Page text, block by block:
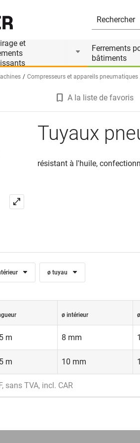
et
Ferrements
bâtiments
Compresseurs et appareils pneumatiques
A la liste de favoris
Tuyaux
résistant à l'huile,
ø tuyau
ø intérieur
m 8 mm
m 10 mm
sans TVA, incl. CAR